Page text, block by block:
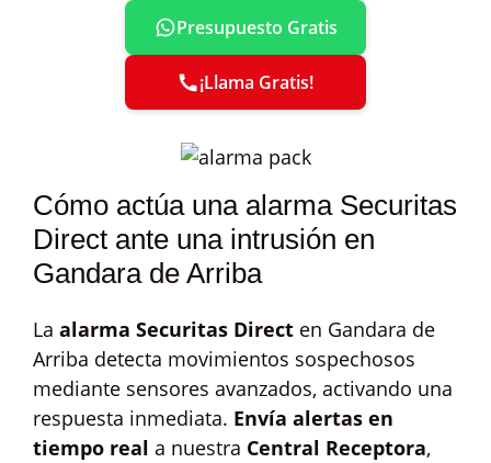
Presupuesto Gratis
¡Llama Gratis!
Cómo actúa una alarma Securitas
Direct ante una intrusión en
Gandara de Arriba
La alarma Securitas Direct en Gandara de
Arriba detecta movimientos sospechosos
mediante sensores avanzados, activando una
respuesta inmediata. Envía alertas en
tiempo real a nuestra Central Receptora,